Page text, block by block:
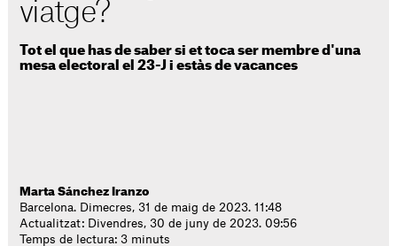
viatge?
Tot el que has de saber si et toca ser membre d'una
mesa electoral el 23-J i estàs de vacances
Marta Sánchez Iranzo
Barcelona. Dimecres, 31 de maig de 2023. 11:48
Actualitzat: Divendres, 30 de juny de 2023. 09:56
Temps de lectura: 3 minuts